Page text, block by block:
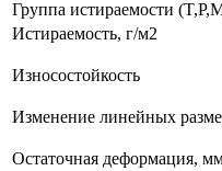
Группа истираемости
Истираемость, г/м2
Износостойкость
Изменение линейных
Остаточная деформация,